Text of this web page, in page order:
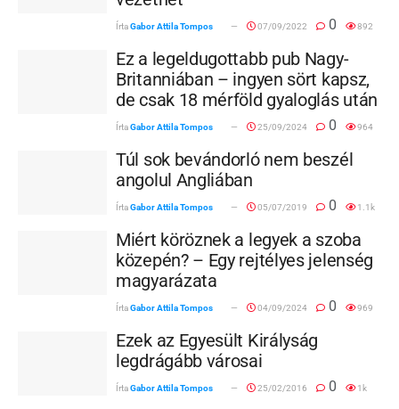
ÍrtaGabor Attila Tompos 07/09/2022 0 892
Ez a legeldugottabb pub Nagy-
Britanniában – ingyen sört kapsz,
de csak 18 mérföld gyaloglás után
ÍrtaGabor Attila Tompos 25/09/2024 0 964
Túl sok bevándorló nem beszél
angolul Angliában
ÍrtaGabor Attila Tompos 05/07/2019 0 1.1k
Miért köröznek a legyek a szoba
közepén? – Egy rejtélyes jelenség
magyarázata
ÍrtaGabor Attila Tompos 04/09/2024 0 969
Ezek az Egyesült Királyság
legdrágább városai
ÍrtaGabor Attila Tompos 25/02/2016 0 1k